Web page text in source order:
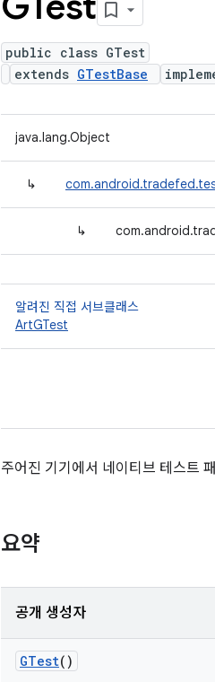
public class GTest
extends GTestBase
java.lang.Object
↳
↳
알려진 직접 서브클래스
ArtGTest
주어진 기기에서 네이티브 테스트
요약
공개 생성자
GTest()